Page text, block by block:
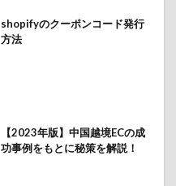
shopifyのクーポンコード発行
方法
【2023年版】中国越境ECの成
功事例をもとに秘策を解説！